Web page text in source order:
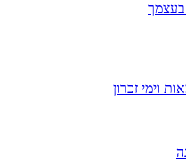
וימי זכרון